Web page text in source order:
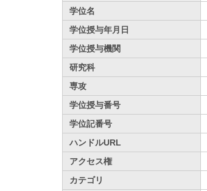
学位名
学位授与年月日
学位授与機関
研究科
専攻
学位授与番号
学位記番号
ハンドルURL
アクセス権
カテゴリ